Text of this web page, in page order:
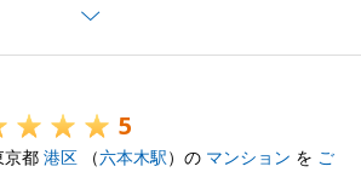
お役に立てるように精進したいと思
5
京都 港区 （六本木駅）の マンション を ご